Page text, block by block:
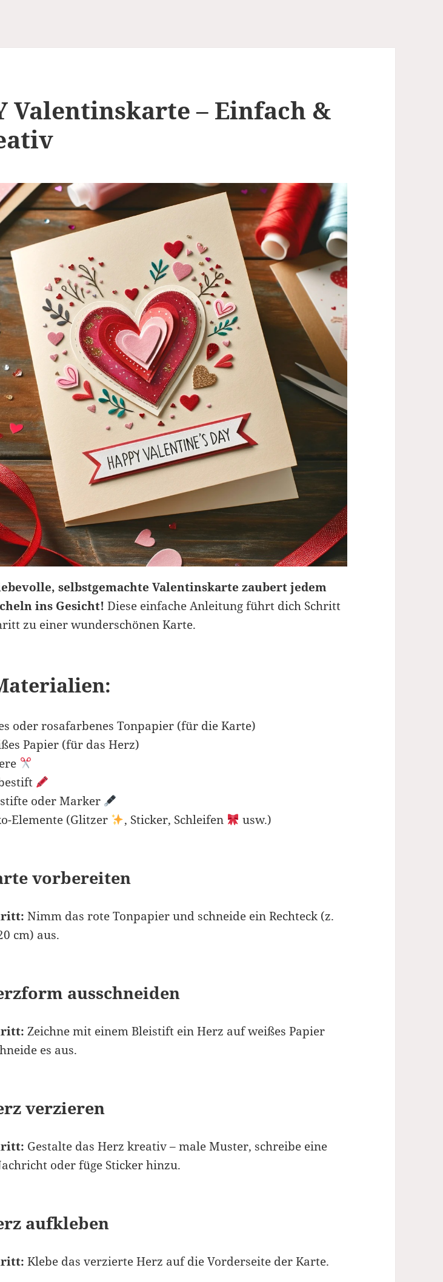
Valentinskarte – Einfach &
selbstgemachte Valentinskarte zaubert jedem
ins Gesicht! Diese einfache Anleitung führt dich Schritt
zu einer wunderschönen Karte.
oder rosafarbenes Tonpapier (für die Karte)
Papier (für das Herz)
oder Marker
Elemente (Glitzer
, Sticker, Schleifen usw.)
vorbereiten
Nimm das rote Tonpapier und schneide ein Rechteck (z.
cm) aus.
ausschneiden
Zeichne mit einem Bleistift ein Herz auf weißes Papier
es aus.
verzieren
Gestalte das Herz kreativ – male Muster, schreibe eine
oder füge Sticker hinzu.
aufkleben
Klebe das verzierte Herz auf die Vorderseite der Karte.